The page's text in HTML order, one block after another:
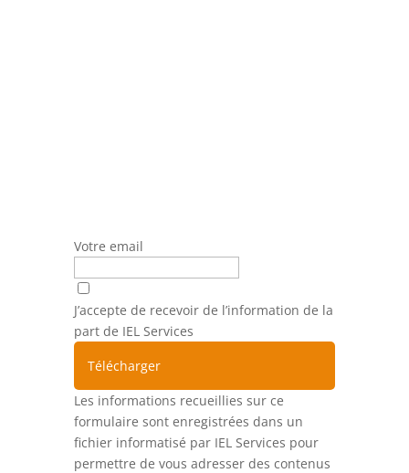
Votre email
J’accepte de recevoir de l’information de la
part de IEL Services
Télécharger
Les informations recueillies sur ce
formulaire sont enregistrées dans un
fichier informatisé par IEL Services pour
permettre de vous adresser des contenus